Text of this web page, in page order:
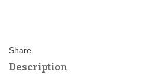
Description